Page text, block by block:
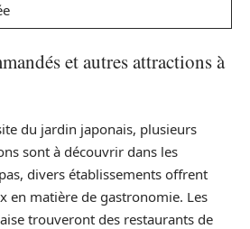
et autres attractions à
du jardin japonais, plusieurs
sont à découvrir dans les
divers établissements offrent
en matière de gastronomie. Les
trouveront des restaurants de